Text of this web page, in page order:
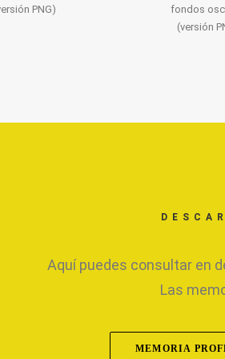
PNG)
fondos
(versión
Aquí puedes consultar en
Las
MEMORIA